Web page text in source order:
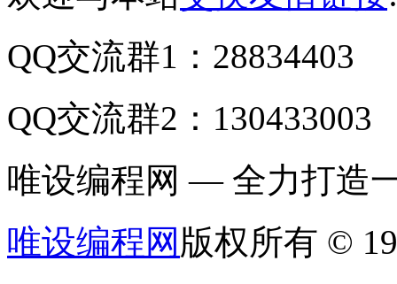
QQ交流群1：28834403
QQ交流群2：130433003
唯设编程网 — 全力打造
唯设编程网 版权所有 ©